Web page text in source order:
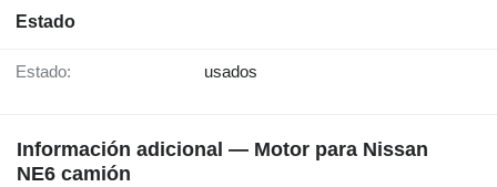
Estado
Estado: usados
Información adicional — Motor para Nissan
NE6 camión